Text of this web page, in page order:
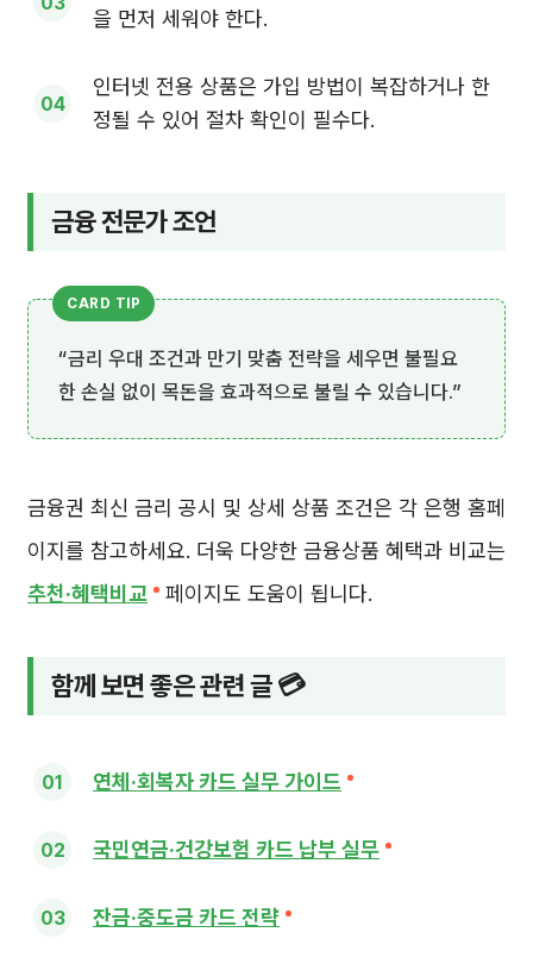
을 먼저 세워야 한다.
인터넷 전용 상품은 가입 방법이 복잡하거나 한
정될 수 있어 절차 확인이 필수다.
금융 전문가 조언
“금리 우대 조건과 만기 맞춤 전략을 세우면 불필요
한 손실 없이 목돈을 효과적으로 불릴 수 있습니다.”
금융권 최신 금리 공시 및 상세 상품 조건은 각 은행 홈페
이지를 참고하세요. 더욱 다양한 금융상품 혜택과 비교는
추천·혜택비교
페이지도 도움이 됩니다.
함께 보면 좋은 관련 글 💳
연체·회복자 카드 실무 가이드
국민연금·건강보험 카드 납부 실무
잔금·중도금 카드 전략